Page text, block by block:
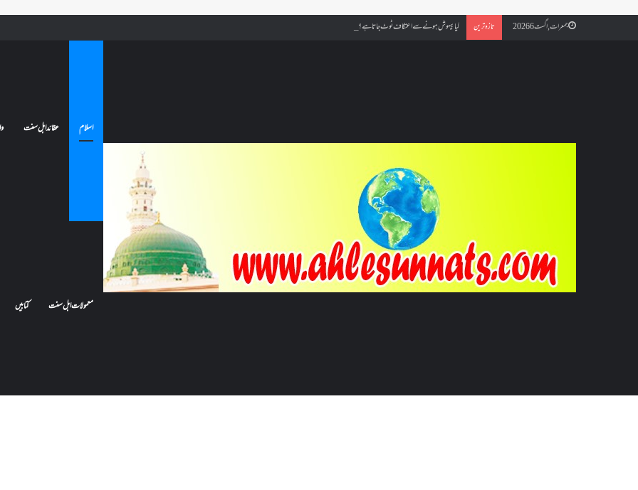
جمعرات, اگست 6 2026 تازہ ترین کیا بیہوش ہونے سے اعتکاف ٹوٹ جاتا ہے؟ اگر معتکف کو احتلام ہو جائے تو کیا اس کا اعتکاف ٹوٹ جائے گا؟فنائے مسجد کسے کہتے ہیں ، اور کیا معتکف فنائے مسجد میں جا سکتا ہے؟
اسلام عقائد اہل سنت
معمولات اہل سنت کتابیں